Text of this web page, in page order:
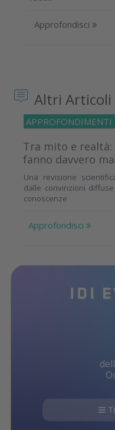
Approfondisci
Altri Articoli
APPROFONDIMENTI
Tra mito e realtà:
fanno davvero
Una revisione
dalle convinzioni
conoscenze
Approfondisci